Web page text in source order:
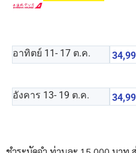
อาทิตย์ 11 - 17 ต.ค.
อังคาร 13- 19 ต.ค.